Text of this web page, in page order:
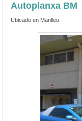
Autoplanxa BM
Ubicado en Manlleu